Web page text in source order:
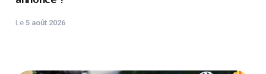
Le5 août 2026